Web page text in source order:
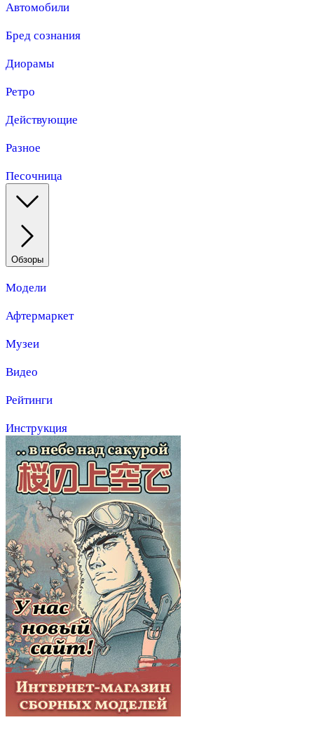
Автомобили
Бред сознания
Диорамы
Ретро
Действующие
Разное
Песочница
Обзоры
Модели
Афтермаркет
Музеи
Видео
Рейтинги
Инструкция